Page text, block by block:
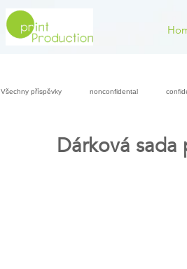
Všechny příspěvky nonconfidental
Dárková